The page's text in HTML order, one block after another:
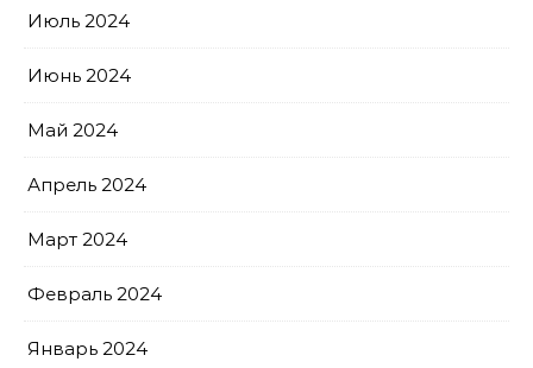
Июль 2024
Июнь 2024
Май 2024
Апрель 2024
Март 2024
Февраль 2024
Январь 2024